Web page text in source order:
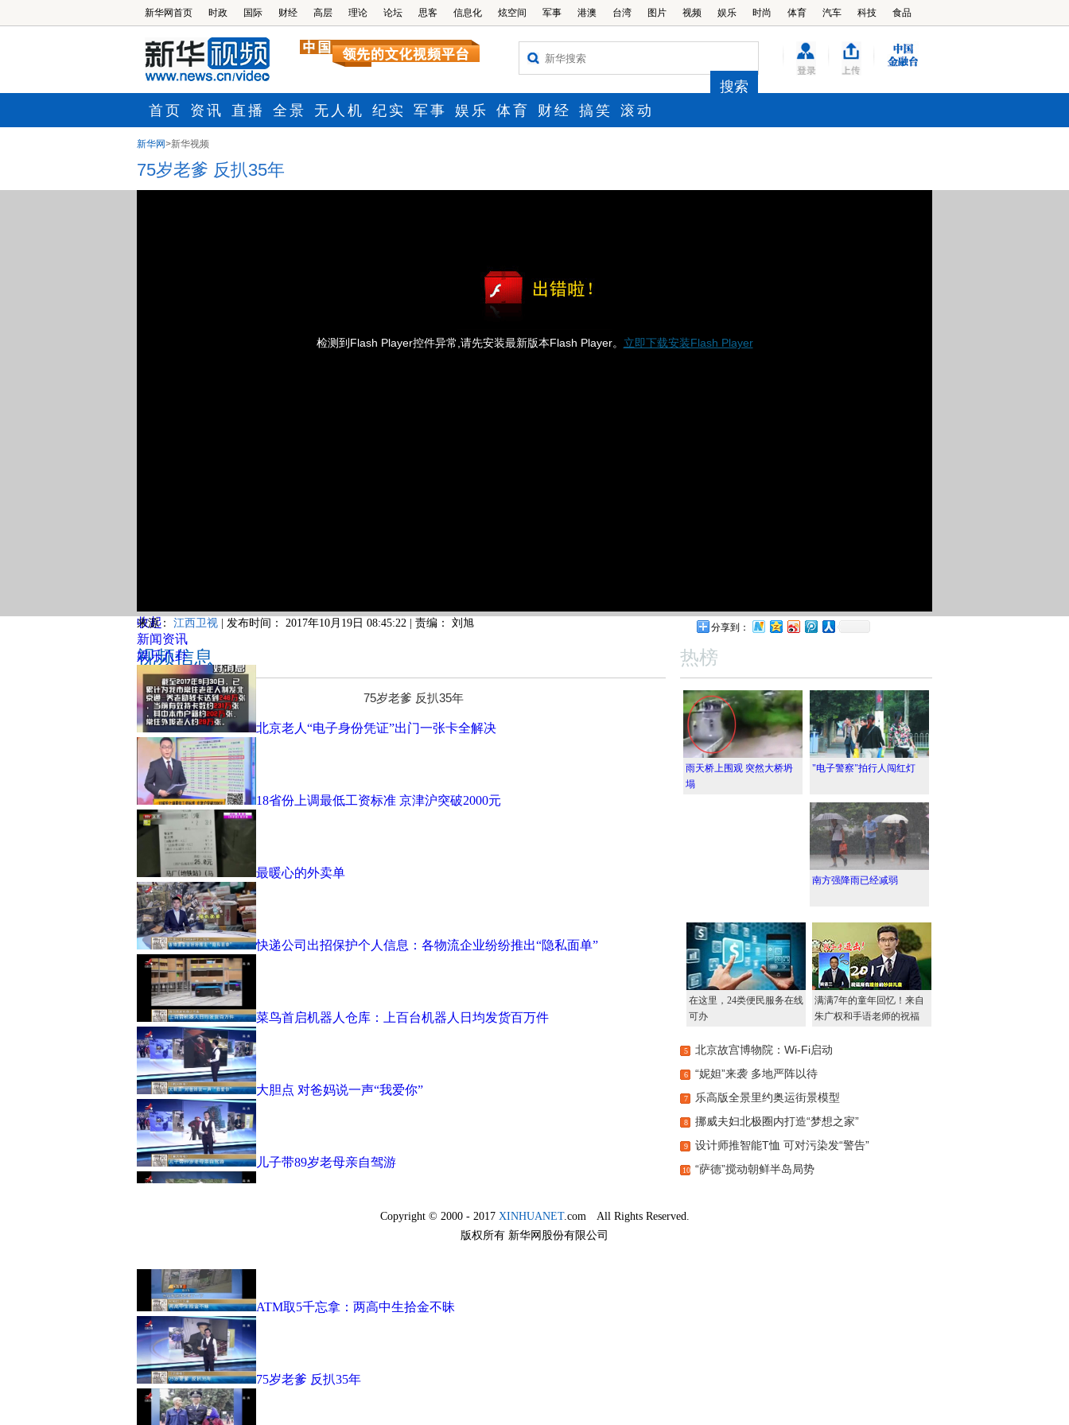
新华网>新华视频
75岁老爹 反扒35年
收起
新闻资讯
娱乐八卦
北京老人“电子身份凭证”出门一张卡全解决
18省份上调最低工资标准 京津沪突破2000元
最暖心的外卖单
快递公司出招保护个人信息：各物流企业纷纷推出“隐私面单”
菜鸟首启机器人仓库：上百台机器人日均发货百万件
大胆点 对爸妈说一声“我爱你”
儿子带89岁老母亲自驾游
价值50万文件丢了！ 外卖小哥拾到 物归原主
ATM取5千忘拿：两高中生拾金不昧
75岁老爹 反扒35年
来源： 江西卫视 发布时间： 2017年10月19日 08:45:22 责编： 刘旭 分享到：
视频信息
75岁老爹 反扒35年
热榜
雨天桥上围观 突然大桥坍
塌
"电子警察"拍行人闯红灯
南方强降雨已经减弱
5 北京故宫博物院：Wi-Fi启动
6 “妮妲”来袭 多地严阵以待
7 乐高版全景里约奥运街景模型
8 挪威夫妇北极圈内打造“梦想之家”
9 设计师推智能T恤 可对污染发“警告”
10 “萨德”搅动朝鲜半岛局势